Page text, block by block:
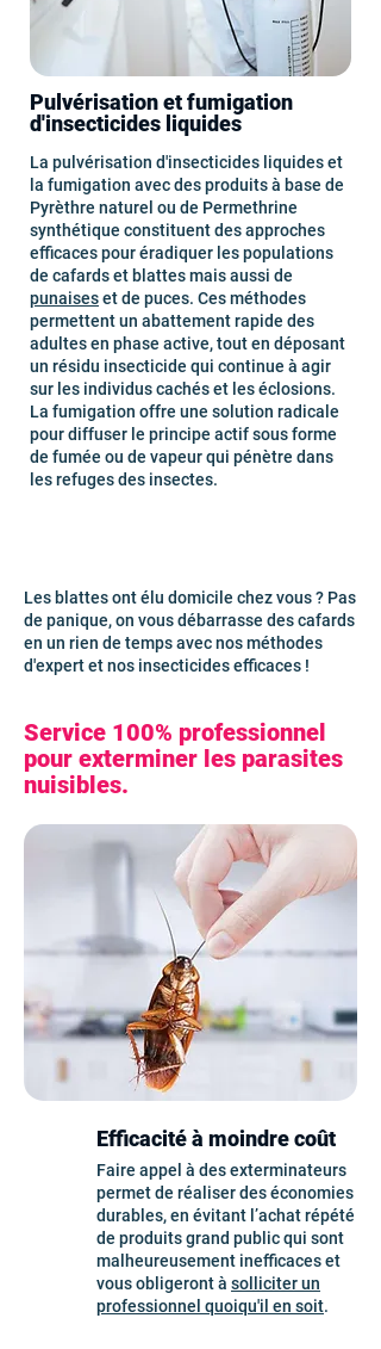
Pulvérisation et fumigation
d'insecticides liquides
La pulvérisation d'insecticides liquides et
la fumigation avec des produits à base de
Pyrèthre naturel ou de Permethrine
synthétique constituent des approches
efficaces pour éradiquer les populations
de cafards et blattes mais aussi de
punaiseset de puces. Ces méthodes
permettent un abattement rapide des
adultes en phase active, tout en déposant
un résidu insecticide qui continue à agir
sur les individus cachés et les éclosions.
La fumigation offre une solution radicale
pour diffuser le principe actif sous forme
de fumée ou de vapeur qui pénètre dans
les refuges des insectes.
Les blattes ont élu domicile chez vous ? Pas
de panique, on vous débarrasse des cafards
en un rien de temps avec nos méthodes
d'expert et nos insecticides efficaces !
Service 100% professionnel
pour exterminer les parasites
nuisibles.
Efficacité à moindre coût
Faire appel à des exterminateurs
permet de réaliser des économies
durables, en évitant l’achat répété
de produits grand public qui sont
malheureusement inefficaces et
vous obligeront à solliciter un
professionnel quoiqu'il en soit.